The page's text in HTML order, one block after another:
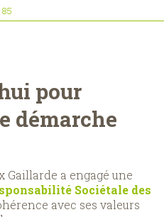
pour
démarche
Gaillarde a engagé une
Sociétale des
avec ses valeurs